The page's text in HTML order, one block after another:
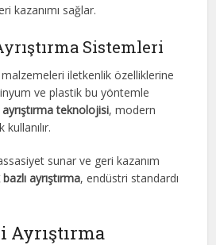
kazanımı sağlar.
Sistemleri
iletkenlik özelliklerine
ve plastik bu yöntemle
teknolojisi, modern
sunar ve geri kazanım
ayrıştırma, endüstri standardı